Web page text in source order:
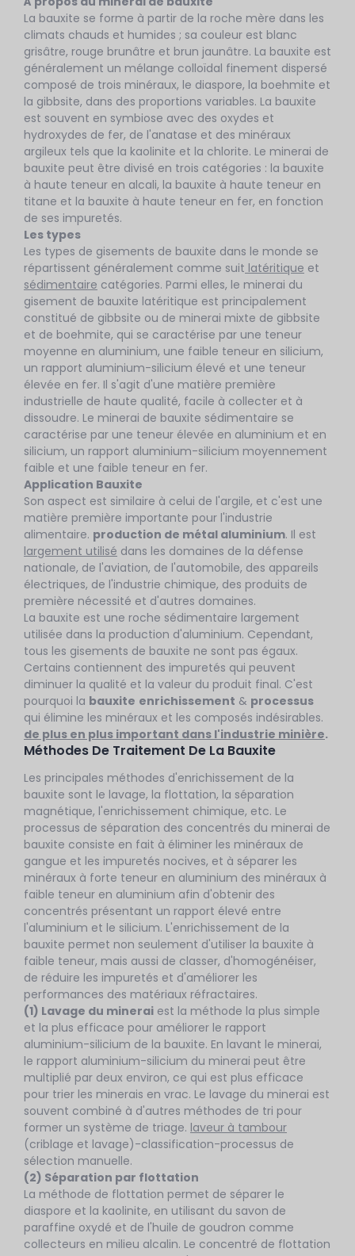
La bauxite se forme à partir de la roche mère dans les
climats chauds et humides ; sa couleur est blanc
grisâtre, rouge brunâtre et brun jaunâtre. La bauxite est
généralement un mélange colloïdal finement dispersé
composé de trois minéraux, le diaspore, la boehmite et
la gibbsite, dans des proportions variables. La bauxite
est souvent en symbiose avec des oxydes et
hydroxydes de fer, de l'anatase et des minéraux
argileux tels que la kaolinite et la chlorite. Le minerai de
bauxite peut être divisé en trois catégories : la bauxite
à haute teneur en alcali, la bauxite à haute teneur en
titane et la bauxite à haute teneur en fer, en fonction
de ses impuretés.
Les types
Les types de gisements de bauxite dans le monde se
répartissent généralement comme suit latéritique et
sédimentaire catégories. Parmi elles, le minerai du
gisement de bauxite latéritique est principalement
constitué de gibbsite ou de minerai mixte de gibbsite
et de boehmite, qui se caractérise par une teneur
moyenne en aluminium, une faible teneur en silicium,
un rapport aluminium-silicium élevé et une teneur
élevée en fer. Il s'agit d'une matière première
industrielle de haute qualité, facile à collecter et à
dissoudre. Le minerai de bauxite sédimentaire se
caractérise par une teneur élevée en aluminium et en
silicium, un rapport aluminium-silicium moyennement
faible et une faible teneur en fer.
Application Bauxite
Son aspect est similaire à celui de l'argile, et c'est une
matière première importante pour l'industrie
alimentaire. production de métal aluminium. Il est
largement utilisé dans les domaines de la défense
nationale, de l'aviation, de l'automobile, des appareils
électriques, de l'industrie chimique, des produits de
première nécessité et d'autres domaines.
La bauxite est une roche sédimentaire largement
utilisée dans la production d'aluminium. Cependant,
tous les gisements de bauxite ne sont pas égaux.
Certains contiennent des impuretés qui peuvent
diminuer la qualité et la valeur du produit final. C'est
pourquoi la bauxite enrichissement & processus
qui élimine les minéraux et les composés indésirables.
de plus en plus important dans l'industrie minière.
Méthodes De Traitement De La Bauxite
Les principales méthodes d'enrichissement de la
bauxite sont le lavage, la flottation, la séparation
magnétique, l'enrichissement chimique, etc. Le
processus de séparation des concentrés du minerai de
bauxite consiste en fait à éliminer les minéraux de
gangue et les impuretés nocives, et à séparer les
minéraux à forte teneur en aluminium des minéraux à
faible teneur en aluminium afin d'obtenir des
concentrés présentant un rapport élevé entre
l'aluminium et le silicium. L'enrichissement de la
bauxite permet non seulement d'utiliser la bauxite à
faible teneur, mais aussi de classer, d'homogénéiser,
de réduire les impuretés et d'améliorer les
performances des matériaux réfractaires.
(1) Lavage du minerai est la méthode la plus simple
et la plus efficace pour améliorer le rapport
aluminium-silicium de la bauxite. En lavant le minerai,
le rapport aluminium-silicium du minerai peut être
multiplié par deux environ, ce qui est plus efficace
pour trier les minerais en vrac. Le lavage du minerai est
souvent combiné à d'autres méthodes de tri pour
former un système de triage. laveur à tambour
(criblage et lavage)-classification-processus de
sélection manuelle.
(2) Séparation par flottation
La méthode de flottation permet de séparer le
diaspore et la kaolinite, en utilisant du savon de
paraffine oxydé et de l'huile de goudron comme
collecteurs en milieu alcalin. Le concentré de flottation